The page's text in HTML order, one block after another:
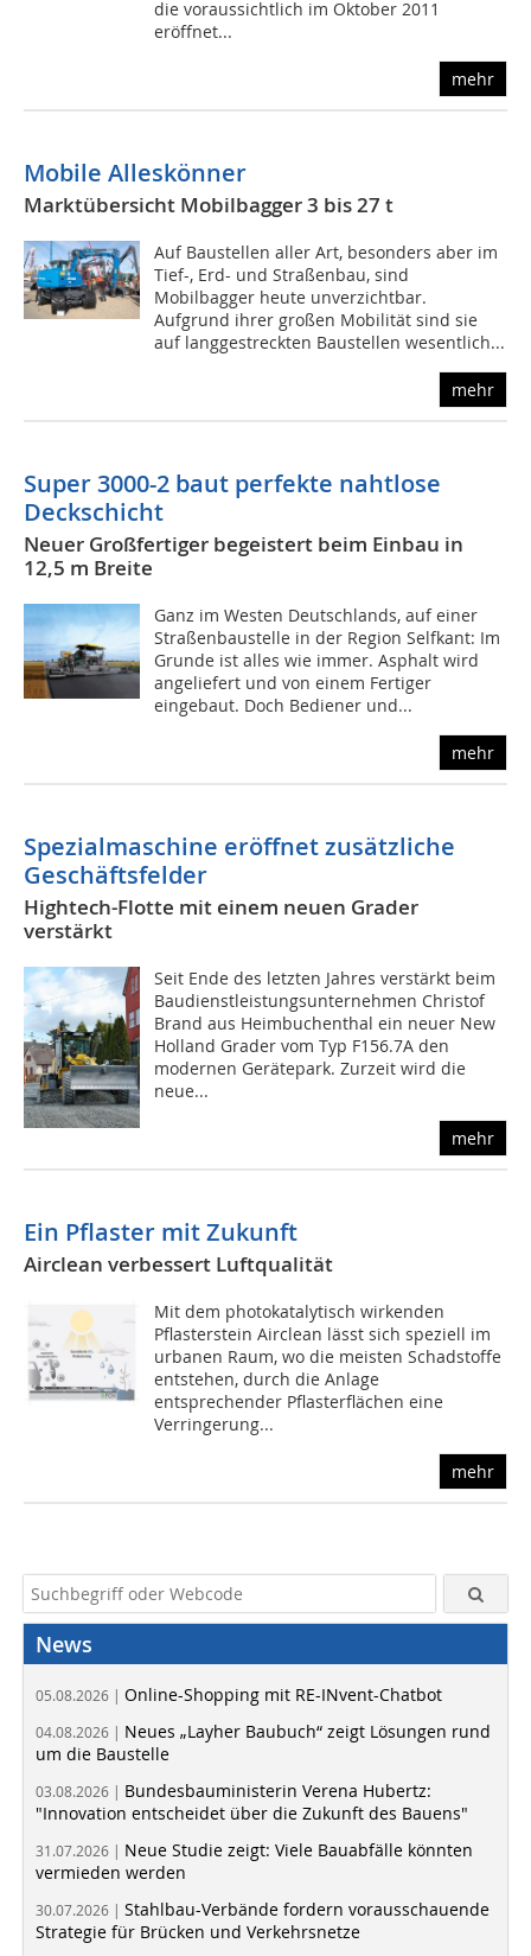
die voraussichtlich im Oktober 2011
eröffnet...
mehr
Mobile Alleskönner
Marktübersicht Mobilbagger 3 bis 27 t
Auf Baustellen aller Art, besonders aber im
Tief-, Erd- und Straßenbau, sind
Mobilbagger heute unverzichtbar.
Aufgrund ihrer großen Mobilität sind sie
auf langgestreckten Baustellen wesentlich...
mehr
Super 3000-2 baut perfekte nahtlose
Deckschicht
Neuer Großfertiger begeistert beim Einbau in
12,5 m Breite
Ganz im Westen Deutschlands, auf einer
Straßenbaustelle in der Region Selfkant: Im
Grunde ist alles wie immer. Asphalt wird
angeliefert und von einem Fertiger
eingebaut. Doch Bediener und...
mehr
Spezialmaschine eröffnet zusätzliche
Geschäftsfelder
Hightech-Flotte mit einem neuen Grader
verstärkt
Seit Ende des letzten Jahres verstärkt beim
Baudienstleistungsunternehmen Christof
Brand aus Heimbuchenthal ein neuer New
Holland Grader vom Typ F156.7A den
modernen Gerätepark. Zurzeit wird die
neue...
mehr
Ein Pflaster mit Zukunft
Airclean verbessert Luftqualität
Mit dem photokatalytisch wirkenden
Pflasterstein Airclean lässt sich speziell im
urbanen Raum, wo die meisten Schadstoffe
entstehen, durch die Anlage
entsprechender Pflasterflächen eine
Verringerung...
mehr
News
05.08.2026 | Online-Shopping mit RE-INvent-Chatbot
04.08.2026 | Neues „Layher Baubuch“ zeigt Lösungen rund
um die Baustelle
03.08.2026 | Bundesbauministerin Verena Hubertz:
"Innovation entscheidet über die Zukunft des Bauens"
31.07.2026 | Neue Studie zeigt: Viele Bauabfälle könnten
vermieden werden
30.07.2026 | Stahlbau-Verbände fordern vorausschauende
Strategie für Brücken und Verkehrsnetze